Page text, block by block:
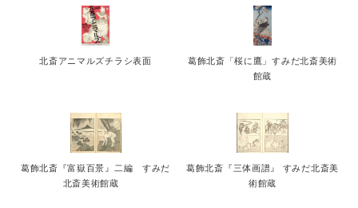
北斎アニマルズチラシ表面
葛飾北斎「桜に鷹」すみだ北斎美術
館蔵
葛飾北斎『富嶽百景』二編 すみだ
北斎美術館蔵
葛飾北斎『三体画譜』 すみだ北斎美
術館蔵
English